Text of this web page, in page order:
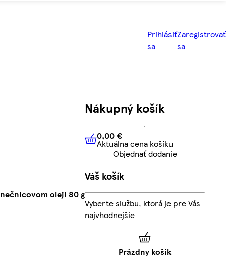
Prihlásiť
sa
Zaregistrovať
sa
oleji 80 g
Nákupný košík
0,00 € Aktuálna cena košíku
0,00 €
Aktuálna cena košíku
Objednať dodanie
Váš košík
Vyberte službu, ktorá je pre Vás
najvhodnejšie
Prázdny košík